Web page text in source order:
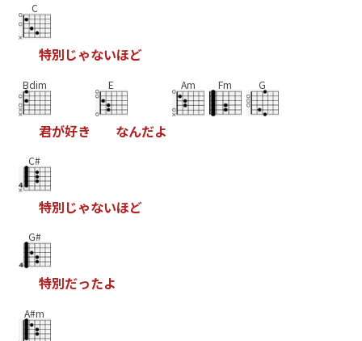
C
特別じゃないほど
Bdim
君が好き
E
なんだよ
Am Fm G
C#
特別じゃないほど
G#
特別だったよ
A#m